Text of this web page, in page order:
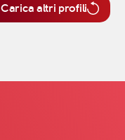
Carica altri profili